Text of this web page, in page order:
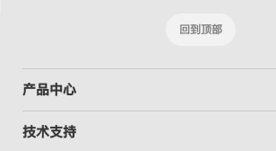
回到顶部
产品中心
技术支持